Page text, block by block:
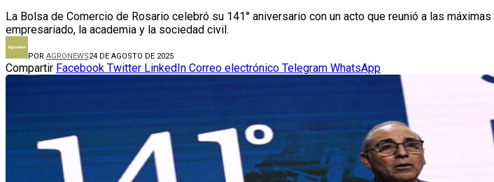
La Bolsa de Comercio de Rosario celebró su 141° aniversario con un acto que reunió a las
empresariado, la academia y la sociedad civil.
POR AGRONEWS24 DE AGOSTO DE 2025
Compartir Facebook Twitter LinkedIn Correo electrónico Telegram WhatsApp